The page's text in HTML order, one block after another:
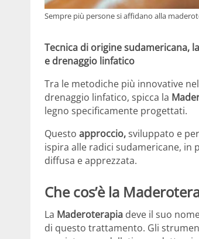
Sempre più persone si affidano alla
Tecnica di origine sudamericana,
e drenaggio linfatico
Tra le metodiche più innovative
drenaggio linfatico, spicca la
legno specificamente progettati.
Questo approccio,sviluppato e
ispira alle radici sudamericane, in
diffusa e apprezzata.
Che cos’è la
La Maderoterapia deve il suo
di questo trattamento. Gli